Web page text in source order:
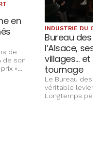
en
de
de son
«
INDUSTRIE DU
Bureau des
l’Alsace, ses
villages… et
tournage
Le Bureau des
véritable levier
Longtemps